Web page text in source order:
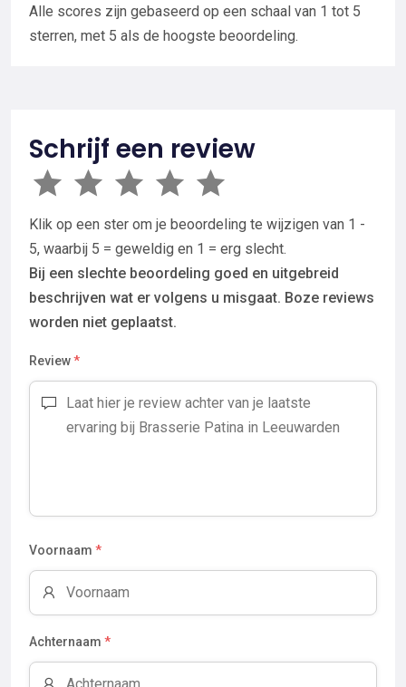
Alle scores zijn gebaseerd op een schaal van 1 tot 5
sterren, met 5 als de hoogste beoordeling.
Schrijf een review
Klik op een ster om je beoordeling te wijzigen van 1 -
5, waarbij 5 = geweldig en 1 = erg slecht.
Bij een slechte beoordeling goed en uitgebreid
beschrijven wat er volgens u misgaat. Boze reviews
worden niet geplaatst.
Review*
Voornaam *
Achternaam *